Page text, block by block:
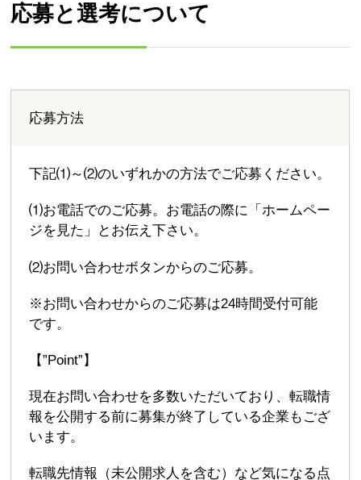
応募と選考について
応募方法
下記⑴～⑵のいずれかの方法でご応募ください。
⑴お電話でのご応募。お電話の際に「ホームペー
ジを見た」とお伝え下さい。
⑵お問い合わせボタンからのご応募。
※お問い合わせからのご応募は24時間受付可能
です。
【”Point”】
現在お問い合わせを多数いただいており、転職情
報を公開する前に募集が終了している企業もござ
います。
転職先情報（未公開求人を含む）など気になる点